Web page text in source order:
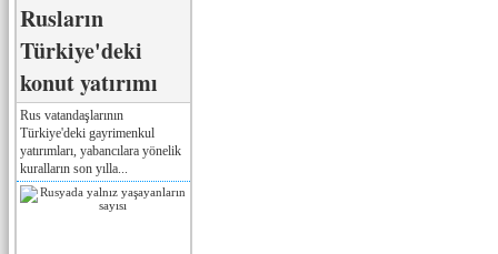
Rusların
Türkiye'deki
konut yatırımı
Rus vatandaşlarının
Türkiye'deki gayrimenkul
yatırımları, yabancılara yönelik
kuralların son yılla...